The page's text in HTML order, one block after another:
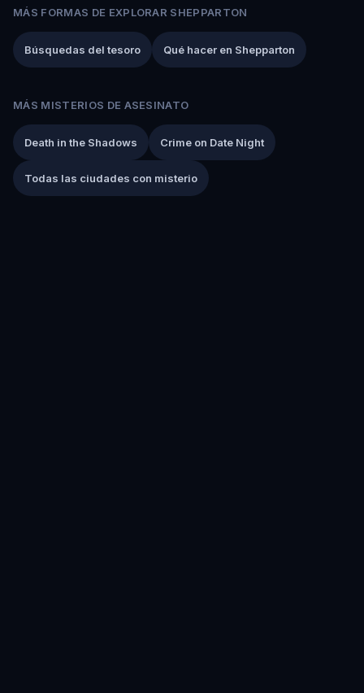
MÁS FORMAS DE EXPLORAR SHEPPARTON
Búsquedas del tesoro Qué hacer en Shepparton
MÁS MISTERIOS DE ASESINATO
Death in the Shadows Crime on Date Night
Todas las ciudades con misterio